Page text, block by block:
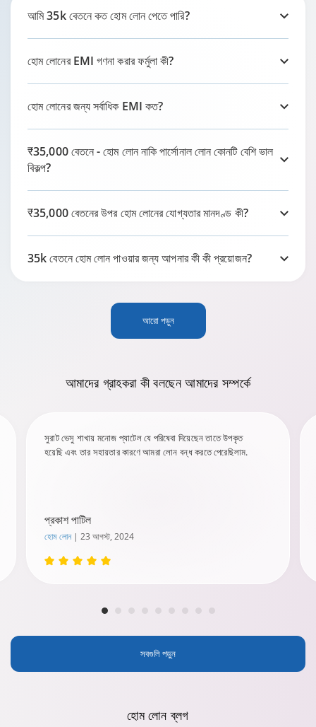
আমি 35k বেতনে কত হোম লোন পেতে পারি?
হোম লোনের EMI গণনা করার ফর্মুলা কী?
হোম লোনের জন্য সর্বাধিক EMI কত?
₹35,000 বেতনে - হোম লোন নাকি পার্সোনাল লোন কোনটি বেশি ভাল
বিকল্প?
₹35,000 বেতনের উপর হোম লোনের যোগ্যতার মানদণ্ড কী?
35k বেতনে হোম লোন পাওয়ার জন্য আপনার কী কী প্রয়োজন?
আরো পড়ুন
আমাদের গ্রাহকরা কী বলছেনআমাদের সম্পর্কে
সুরাট ভেসু শাখায় মনোজ প্যাটেল যে পরিষেবা দিয়েছেন তাতে উপকৃত
হয়েছি এবং তার সহায়তার কারণে আমরা লোন বন্ধ করতে পেরেছিলাম.
প্রকাশ পাটিল
হোম লোন| 23 আগস্ট, 2024
সবগুলি পড়ুন
হোম লোনব্লগ